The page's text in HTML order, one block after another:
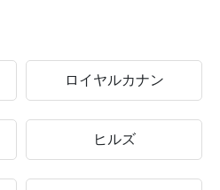
ロイヤルカナン
ヒルズ